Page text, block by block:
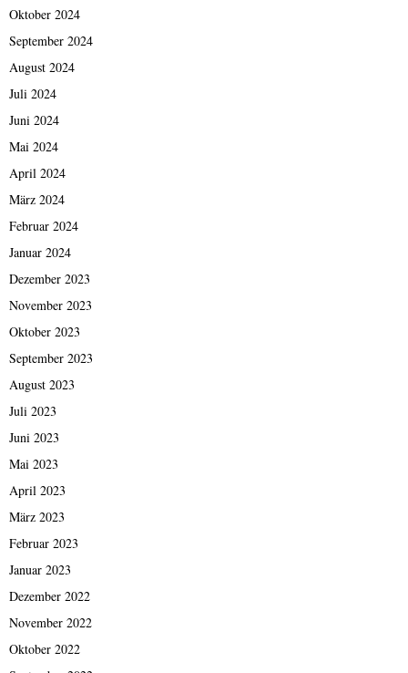
Oktober 2024
September 2024
August 2024
Juli 2024
Juni 2024
Mai 2024
April 2024
März 2024
Februar 2024
Januar 2024
Dezember 2023
November 2023
Oktober 2023
September 2023
August 2023
Juli 2023
Juni 2023
Mai 2023
April 2023
März 2023
Februar 2023
Januar 2023
Dezember 2022
November 2022
Oktober 2022